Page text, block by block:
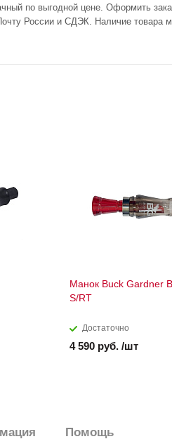
по выгодной цене. Оформить
России и СДЭК. Наличие товара
Манок Buck Gardner
S/RT
Достаточно
4 590 руб. /шт
Помощь